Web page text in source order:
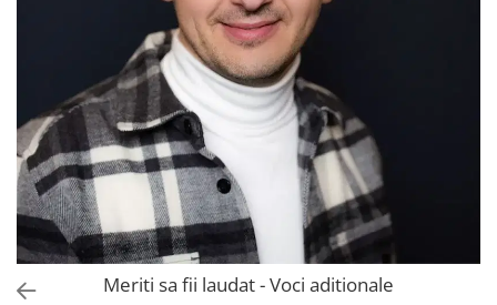
Meriti sa fii laudat - Voci aditionale